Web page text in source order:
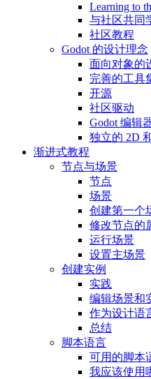
Learning to
与社区共同
社区教程
Godot 的设计理念
面向对象的
完善的工具
开源
社区驱动
Godot 编辑
独立的 2D
渐进式教程
节点与场景
节点
场景
创建第一个
修改节点的
运行场景
设置主场景
创建实例
实践
编辑场景和
作为设计语
总结
脚本语言
可用的脚本
我应该使用